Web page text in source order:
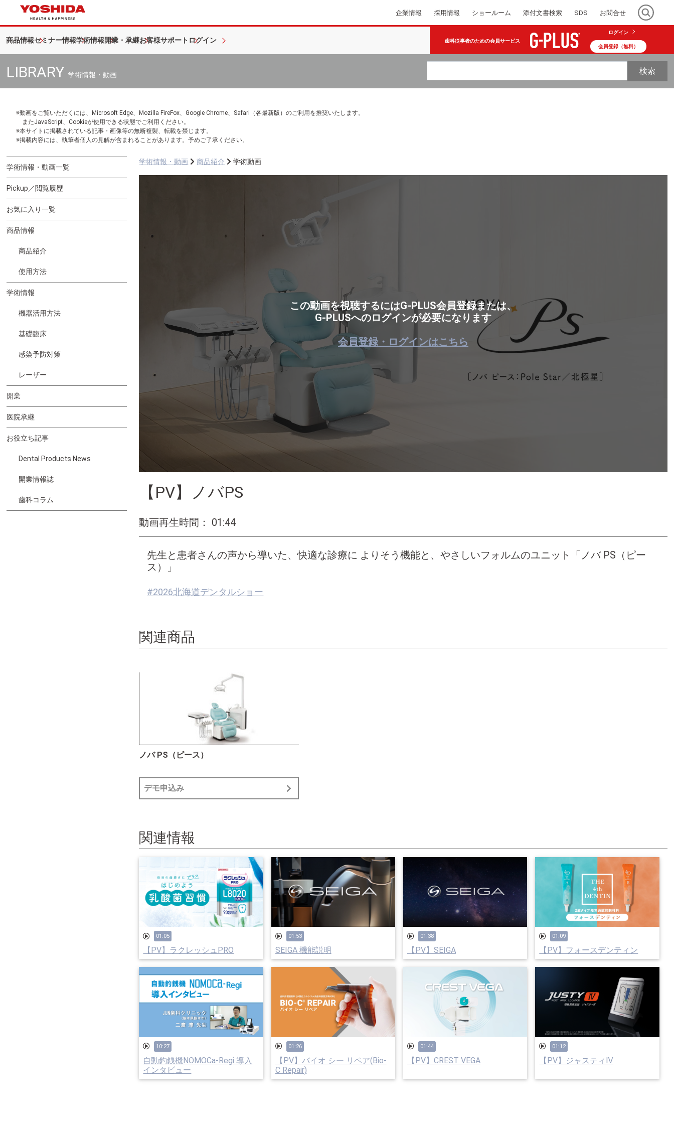
企業情報 採用情報 ショールーム 添付文書検索 SDS お問合せ
商品情報セミナー情報学術情報開業・承継お客様サポート ログイン 歯科従事者のための会員サービス
ログイン
会員登録（無料）
LIBRARY 学術情報・動画 検索
※動画をご覧いただくには、Microsoft Edge、Mozilla FireFox、Google Chrome、Safari（各最新版）のご利用を推奨いたします。
またJavaScript、Cookieが使用できる状態でご利用ください。
※本サイトに掲載されている記事・画像等の無断複製、転載を禁じます。
※掲載内容には、執筆者個人の見解が含まれることがあります。予めご了承ください。
学術情報・動画一覧
Pickup／閲覧履歴
お気に入り一覧
商品情報
商品紹介
使用方法
学術情報
機器活用方法
基礎臨床
感染予防対策
レーザー
開業
医院承継
お役立ち記事
Dental Products News
開業情報誌
歯科コラム
学術情報・動画 商品紹介 学術動画
この動画を視聴するにはG-PLUS会員登録または、
G-PLUSへのログインが必要になります
会員登録・ログインはこちら
【PV】ノバPS
動画再生時間： 01:44
先生と患者さんの声から導いた、快適な診療に よりそう機能と、やさしいフォルムのユニット「ノバ PS（ピー
ス）」
#2026北海道デンタルショー
関連商品
ノバ PS（ピース）
デモ申込み
関連情報
01:05
【PV】ラクレッシュPRO
01:53
SEIGA 機能説明
01:38
【PV】SEIGA
01:09
【PV】フォースデンティン
10:27
自動釣銭機NOMOCa-Regi 導入
インタビュー
01:26
【PV】バイオ シー リペア(Bio-
C Repair)
01:44
【PV】CREST VEGA
01:12
【PV】ジャスティⅣ